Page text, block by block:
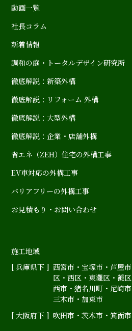
動画一覧
社長コラム
新着情報
調和の庭・トータルデザイン研究所
徹底解説：新築外構
徹底解説：リフォーム 外構
徹底解説：大型外構
徹底解説：企業・店舗外構
省エネ（ZEH）住宅の外構工事
EV車対応の外構工事
バリアフリーの外構工事
お見積もり・お問い合わせ
施工地域
[ 兵庫県下 ] 西宮市 ・宝塚市 ・芦屋市
区 ・西区 ・東灘区 ・灘区
西市 ・猪名川町 ・ 尼崎市
三木市・加東市
[ 大阪府下 ] 吹田市 ・茨木市 ・箕面市